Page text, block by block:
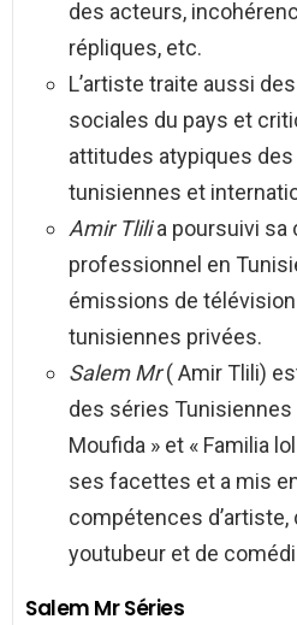
des acteurs,
répliques, etc.
L’artiste traite aussi
sociales du pays et
attitudes atypiques
tunisiennes et
Amir Tlilia poursuivi sa
professionnel en
émissions de
tunisiennes privées.
Salem Mr( Amir Tlili)
des séries Tunisiennes
Moufida » et « Familia
ses facettes et a mis
compétences d’artiste,
youtubeur et de
Salem Mr Séries